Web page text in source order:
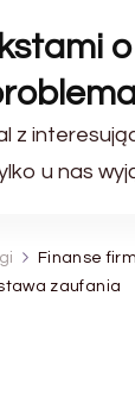
o
z
u nas
Finanse
zaufania